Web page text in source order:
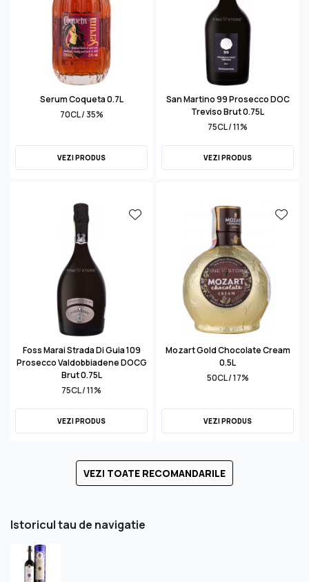
Serum Coqueta 0.7L
70CL / 35%
VEZI PRODUS
San Martino 99 Prosecco DOC
Treviso Brut 0.75L
75CL / 11%
VEZI PRODUS
Foss Marai Strada Di Guia 109
Prosecco Valdobbiadene DOCG
Brut 0.75L
75CL / 11%
VEZI PRODUS
Mozart Gold Chocolate Cream
0.5L
50CL / 17%
VEZI PRODUS
VEZI TOATE RECOMANDARILE
Istoricul tau de navigatie